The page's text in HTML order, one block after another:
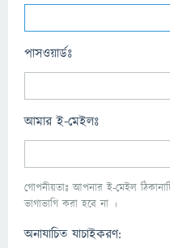
পাসওয়ার্ডঃ
আমার ই-মেইলঃ
গোপনীয়তাঃ আপনার ই-মেইল
ভাগাভাগি করা হবে না ।
অনাযাচিত যাচাইকরণ: